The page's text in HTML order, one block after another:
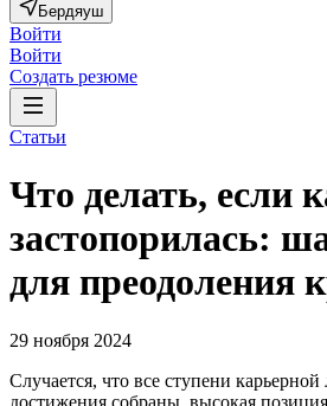
Бердяуш
Войти
Войти
Создать резюме
Статьи
Что делать, если
застопорилась:
для преодоления
29 ноября 2024
Случается, что все ступени
достижения собраны, высокая позиция